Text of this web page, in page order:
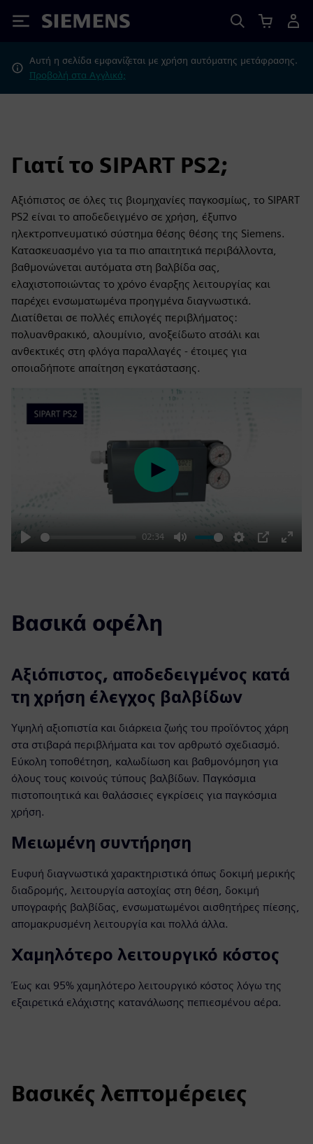
Siemens
Αυτή η σελίδα εμφανίζεται με χρήση αυτόματης μετάφρασης.
Προβολή στα Αγγλικά;
Γιατί το SIPART PS2;
Αξιόπιστος σε όλες τις βιομηχανίες παγκοσμίως, το SIPART
PS2 είναι το αποδεδειγμένο σε χρήση, έξυπνο
ηλεκτροπνευματικό σύστημα θέσης θέσης της Siemens.
Κατασκευασμένο για τα πιο απαιτητικά περιβάλλοντα,
βαθμονώνεται αυτόματα στη βαλβίδα σας,
ελαχιστοποιώντας το χρόνο έναρξης λειτουργίας και
παρέχει ενσωματωμένα προηγμένα διαγνωστικά.
Διατίθεται σε πολλές επιλογές περιβλήματος:
πολυανθρακικό, αλουμίνιο, ανοξείδωτο ατσάλι και
ανθεκτικές στη φλόγα παραλλαγές - έτοιμες για
οποιαδήποτε απαίτηση εγκατάστασης.
Play
02:34
Mute Settings
PIP
Enter
Play
Βασικά οφέλη
Αξιόπιστος, αποδεδειγμένος κατά
τη χρήση έλεγχος βαλβίδων
Υψηλή αξιοπιστία και διάρκεια ζωής του προϊόντος χάρη
στα στιβαρά περιβλήματα και τον αρθρωτό σχεδιασμό.
Εύκολη τοποθέτηση, καλωδίωση και βαθμονόμηση για
όλους τους κοινούς τύπους βαλβίδων. Παγκόσμια
πιστοποιητικά και θαλάσσιες εγκρίσεις για παγκόσμια
χρήση.
Μειωμένη συντήρηση
Ευφυή διαγνωστικά χαρακτηριστικά όπως δοκιμή μερικής
διαδρομής, λειτουργία αστοχίας στη θέση, δοκιμή
υπογραφής βαλβίδας, ενσωματωμένοι αισθητήρες πίεσης,
απομακρυσμένη λειτουργία και πολλά άλλα.
Χαμηλότερο λειτουργικό κόστος
Έως και 95% χαμηλότερο λειτουργικό κόστος λόγω της
εξαιρετικά ελάχιστης κατανάλωσης πεπιεσμένου αέρα.
Βασικές λεπτομέρειες